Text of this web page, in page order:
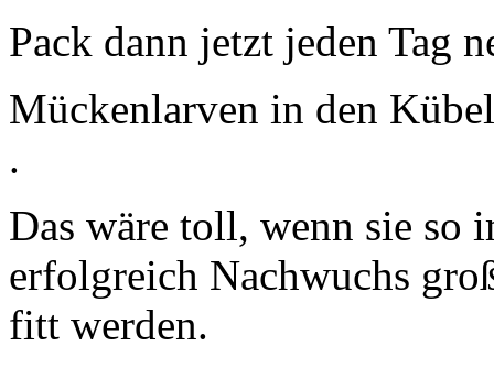
Pack dann jetzt jeden Tag
Mückenlarven in den
.
Das wäre toll, wenn sie so
erfolgreich Nachwuchs
fitt werden.